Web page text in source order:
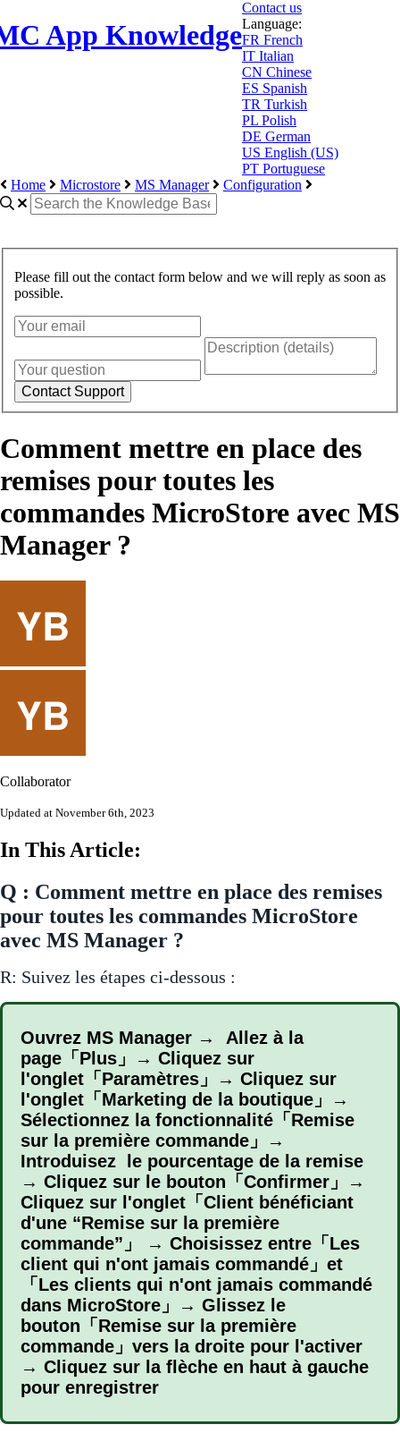
App Knowledge
Contact us
Language:
FR French
IT Italian
CN Chinese
ES Spanish
TR Turkish
PL Polish
DE German
US English (US)
PT Portuguese
Home
Microstore MS Manager Configuration
Please fill out the contact form below and we will reply as soon as
possible.
Comment mettre en place des
remises pour toutes les
commandes MicroStore avec MS
Manager ?
Collaborator
Updated at November 6th, 2023
In This Article:
Q : Comment mettre en place des remises
pour toutes les commandes MicroStore
avec MS Manager ?
R: Suivez les étapes ci-dessous :
Ouvrez MS Manager → Allez à la
page「Plus」→ Cliquez sur
l'onglet「Paramètres」→ Cliquez sur
l'onglet「Marketing de la boutique」→
Sélectionnez la fonctionnalité「Remise
sur la première commande」→
Introduisez le pourcentage de la remise
→ Cliquez sur le bouton「Confirmer」→
Cliquez sur l'onglet「Client bénéficiant
d'une “Remise sur la première
commande”」 → Choisissez entre「Les
client qui n'ont jamais commandé」et
「Les clients qui n'ont jamais commandé
dans MicroStore」→ Glissez le
bouton「Remise sur la première
commande」vers la droite pour l'activer
→ Cliquez sur la flèche en haut à gauche
pour enregistrer